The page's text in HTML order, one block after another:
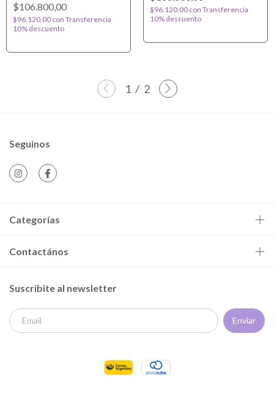
$106.800,00
$96.120,00 con Transferencia
10% descuento
$96.120,00 con Transferencia
10% descuento
1 / 2
Seguinos
Categorías
Contactános
Suscribite al newsletter